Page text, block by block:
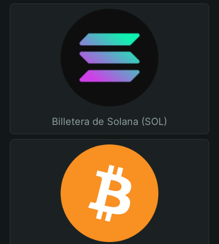
Billetera de Solana (SOL)